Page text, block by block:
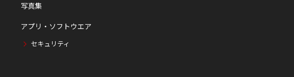
写真集
アプリ・ソフトウエア
セキュリティ